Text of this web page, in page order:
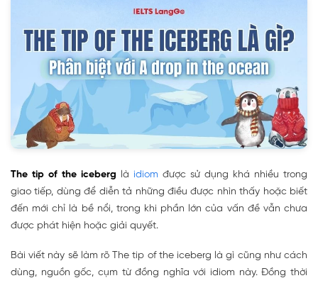
The tip of the iceberg là idiom được sử dụng khá nhiều trong
giao tiếp, dùng để diễn tả những điều được nhìn thấy hoặc biết
đến mới chỉ là bề nổi, trong khi phần lớn của vấn đề vẫn chưa
được phát hiện hoặc giải quyết.
Bài viết này sẽ làm rõ The tip of the iceberg là gì cũng như cách
dùng, nguồn gốc, cụm từ đồng nghĩa với idiom này. Đồng thời